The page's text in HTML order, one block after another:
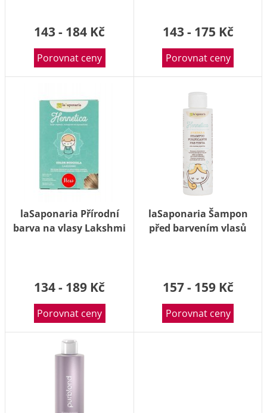
143 - 184 Kč
Porovnat ceny
143 - 175 Kč
Porovnat ceny
laSaponaria Přírodní
barva na vlasy Lakshmi
134 - 189 Kč
Porovnat ceny
laSaponaria Šampon
před barvením vlasů
157 - 159 Kč
Porovnat ceny